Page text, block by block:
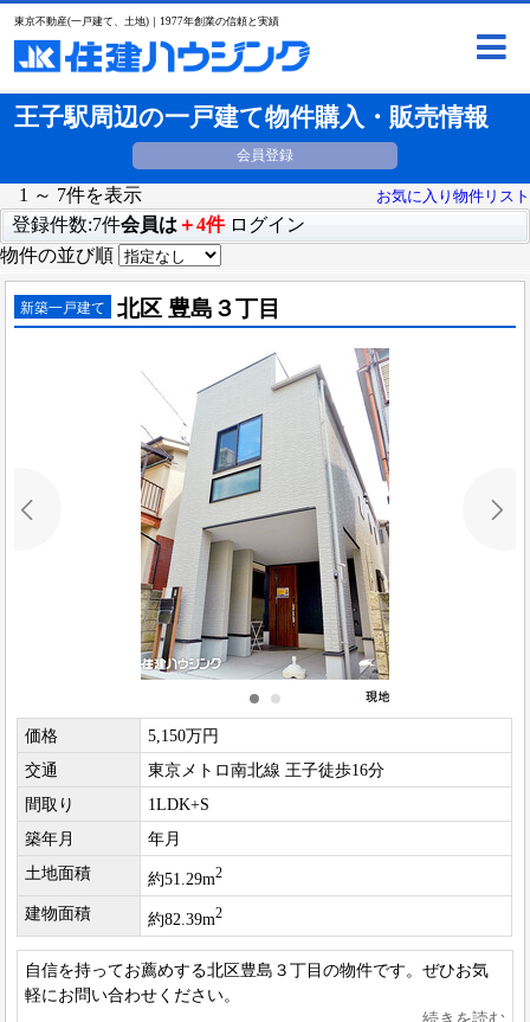
東京不動産(一戸建て、土地)｜1977年創業の信頼と実績
王子駅周辺の一戸建て物件購入・販売情報
会員登録
1 ～ 7件を表示 お気に入り物件リスト
登録件数:7件会員は ＋4件 ログイン
物件の並び順
新築一戸建て 北区 豊島３丁目
価格
5,150万円
交通
東京メトロ南北線 王子徒歩16分
間取り
1LDK+S
築年月
年月
土地面積
約51.29m2
建物面積 約82.39m2
自信を持ってお薦めする北区豊島３丁目の物件です。ぜひお気
軽にお問い合わせください。